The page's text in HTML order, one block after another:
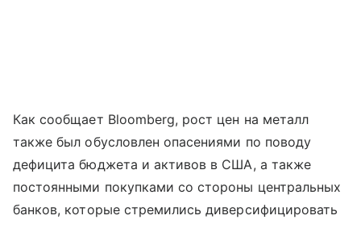
Как сообщает Bloomberg, рост цен на металл
также был обусловлен опасениями по поводу
дефицита бюджета и активов в США, а также
постоянными покупками со стороны центральных
банков, которые стремились диверсифицировать